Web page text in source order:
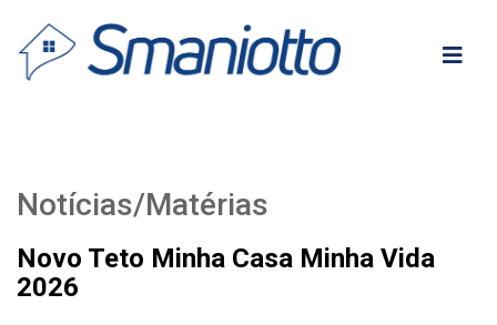
Notícias/Matérias
Novo Teto Minha Casa Minha Vida
2026